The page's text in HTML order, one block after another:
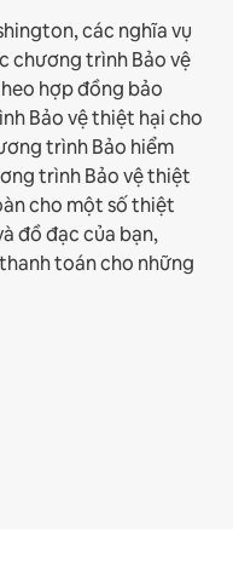
các nghĩa vụ
chương trình Bảo vệ
hợp đồng bảo
Bảo vệ thiệt hại cho
trình Bảo hiểm
trình Bảo vệ thiệt
cho một số thiệt
đồ đạc của bạn,
toán cho những